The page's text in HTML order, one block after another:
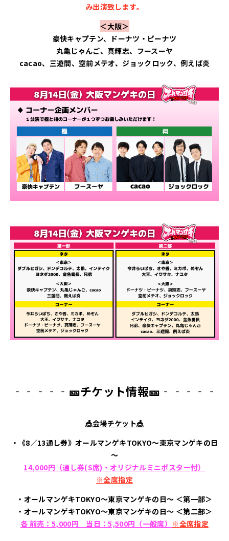
み出演致します。
＜大阪＞
豪快キャプテン、ドーナツ・ピーナツ
丸亀じゃんご、真輝志、フースーヤ
cacao、三遊間、空前メテオ、ジョックロック、例えば炎
‐‐‐‐ ‐ 🎫チケット情報🎫 ‐‐‐‐ ‐
🎪会場チケット🎪
・《8／13通し券》オールマンゲキTOKYO～東京マンゲキの日
～
14,000円（通し券(S席)・オリジナルミニポスター付）
※全席指定
・オールマンゲキTOKYO～東京マンゲキの日～ ＜第一部＞
・オールマンゲキTOKYO～東京マンゲキの日～ ＜第二部＞
各 前売：5,000円 当日：5,500円（一般席） ※全席指定